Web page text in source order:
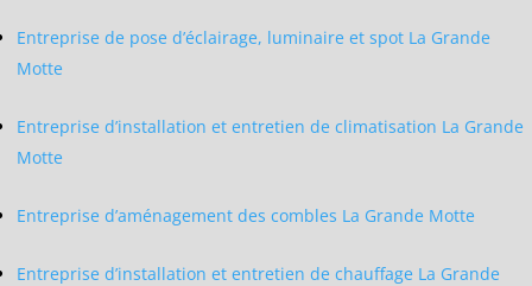
Entreprise de pose d’éclairage, luminaire et spot La Grande
Motte
Entreprise d’installation et entretien de climatisation La Grande
Motte
Entreprise d’aménagement des combles La Grande Motte
Entreprise d’installation et entretien de chauffage La Grande